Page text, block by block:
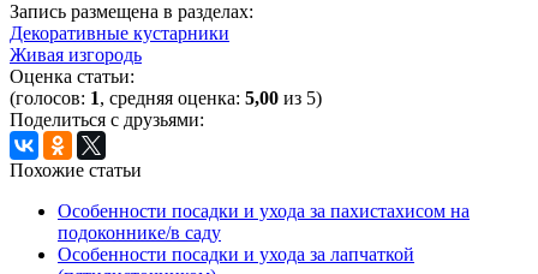
Запись размещена в разделах:
Декоративные кустарники
Живая изгородь
Оценка статьи:
(голосов: 1, средняя оценка: 5,00 из 5)
Поделиться с друзьями:
Похожие статьи
Особенности посадки и ухода за пахистахисом на
подоконнике/в саду
Особенности посадки и ухода за лапчаткой